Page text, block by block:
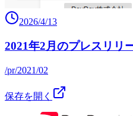
2026/4/13
2021年2月のプレスリリ
/pr/2021/02
保存を開く